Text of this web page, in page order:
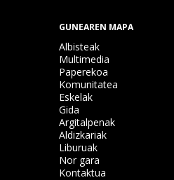
GUNEAREN MAPA
Albisteak
Multimedia
Paperekoa
Komunitatea
Eskelak
Gida
Argitalpenak
Aldizkariak
Liburuak
Nor gara
Kontaktua